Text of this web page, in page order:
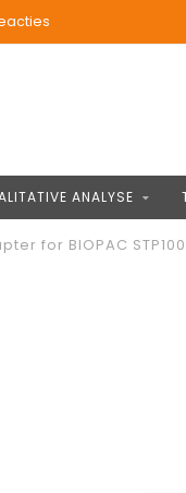
ANALYSE
for BIOPAC